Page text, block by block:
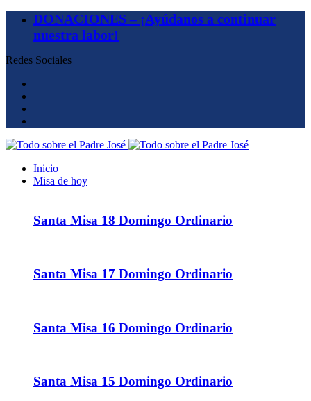
DONACIONES – ¡Ayúdanos a continuar
nuestra labor!
Redes Sociales
Inicio
Misa de hoy
Santa Misa 18 Domingo Ordinario
Santa Misa 17 Domingo Ordinario
Santa Misa 16 Domingo Ordinario
Santa Misa 15 Domingo Ordinario